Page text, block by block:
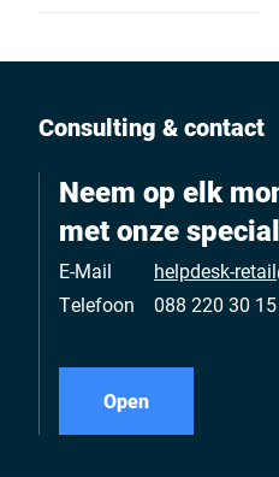
ergonomisch,
aantrekkelijk geprijsd.
Consulting & contact
Neem op elk
met onze
E-Mail
helpdesk-
Telefoon
088 220 30 15
Open